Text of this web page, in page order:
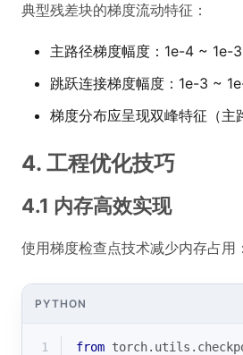
典型残差块的梯度流动特征：
主路径梯度幅度：1e-4 ~ 1e-3
跳跃连接梯度幅度：1e-3 ~
梯度分布应呈现双峰特征（主
4. 工程优化技巧
4.1 内存高效实现
使用梯度检查点技术减少内存占用：
PYTHON
1 from